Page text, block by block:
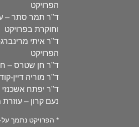
הפרויקט
ד"ר תמר סתר –
וחוקרת בפרויקט
ד"ר איתי
הפרויקט
ד"ר חן שטרס –
ד"ר מוריה דיין-
ד"ר יפתח
נעם קרון –
* הפרויקט נתמך על-